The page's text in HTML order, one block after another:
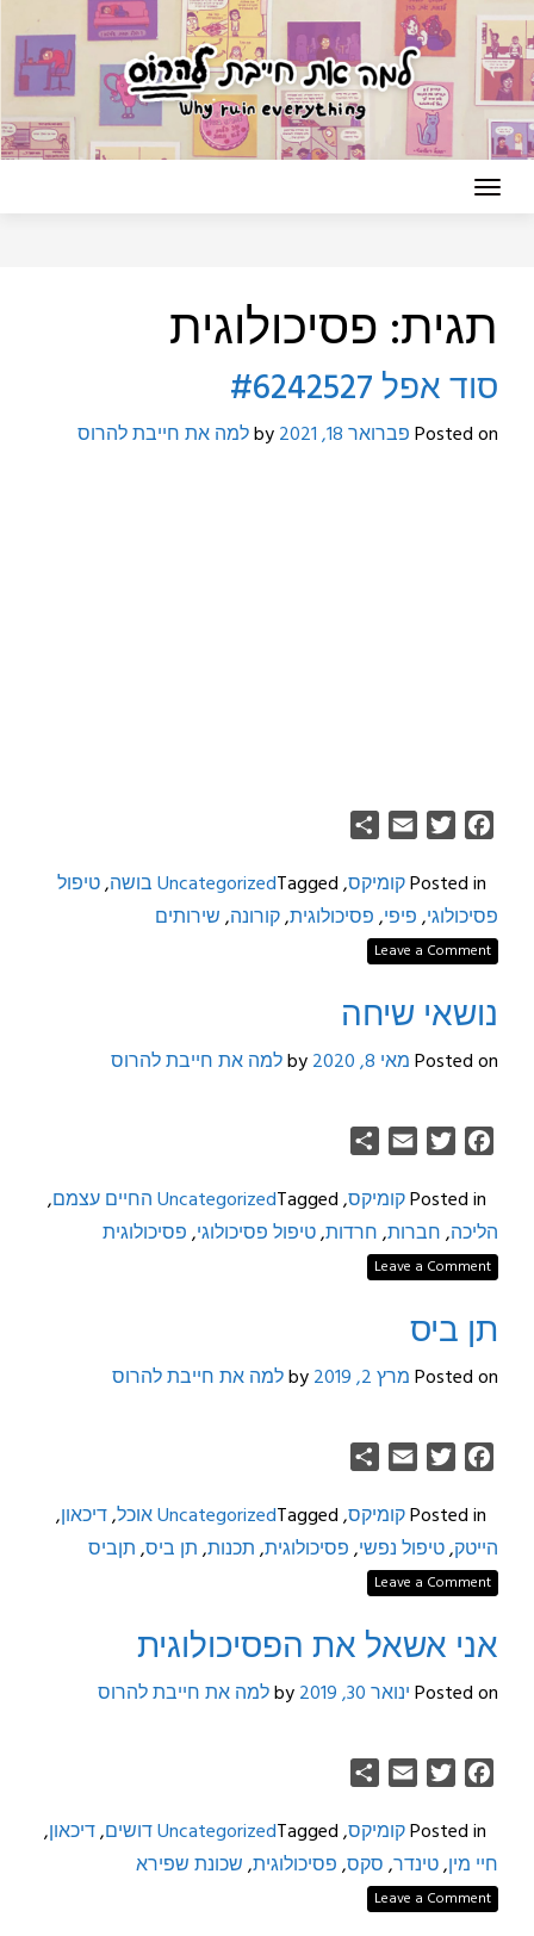
Skip
to
content
תגית: פסיכולוגית
סוד אפל #6242527
Posted onפברואר 18, 2021 למה את חייבת להרוס
Facebook
Twitter
Email
Posted inקומיקס,
UncategorizedTagged בושה,טיפול
פסיכולוגי,פיפי,פסיכולוגית,קורונה,שירותים
Leave a Comment
נושאי שיחה
Posted onמאי 8, 2020 למה את חייבת להרוס
Facebook
Twitter
Email
Posted inקומיקס,
UncategorizedTagged החיים עצמם,
הליכה,חברות,חרדות,טיפול פסיכולוגי,פסיכולוגית
Leave a Comment
תן ביס
Posted onמרץ 2, 2019 למה את חייבת להרוס
Facebook
Twitter
Email
Posted inקומיקס,
UncategorizedTagged אוכל,דיכאון,
הייטק,טיפול נפשי,פסיכולוגית,תכנות,תן ביס,תןביס
Leave a Comment
אני אשאל את הפסיכולוגית
Posted onינואר 30, 2019 למה את חייבת להרוס
Facebook
Twitter
Email
Posted inקומיקס,
UncategorizedTagged דושים,דיכאון,
חיי מין,טינדר,סקס,פסיכולוגית,שכונת שפירא
Leave a Comment